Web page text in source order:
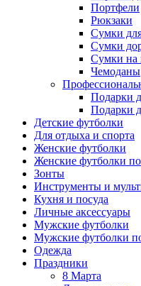
Портфели
Рюкзаки
Сумки
Сумки
Сумки на
Чемоданы
Подарки
Подарки
Детские футболки
Для отдыха и спорта
Женские футболки
Женские футболки
Зонты
Инструменты и
Кухня и посуда
Личные аксессуары
Мужские футболки
Мужские футболки
Одежда
Праздники
8 Марта